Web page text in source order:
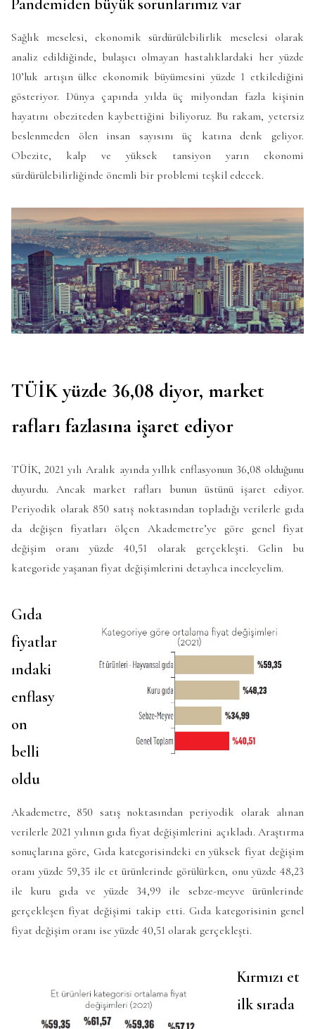
Pandemiden büyük sorunlarımız var
Sağlık meselesi, ekonomik sürdürülebilirlik meselesi olarak
analiz edildiğinde, bulaşıcı olmayan hastalıklardaki her yüzde
10’luk artışın ülke ekonomik büyümesini yüzde 1 etkilediğini
gösteriyor. Dünya çapında yılda üç milyondan fazla kişinin
hayatını obeziteden kaybettiğini biliyoruz. Bu rakam, yetersiz
beslenmeden ölen insan sayısını üç katına denk geliyor.
Obezite, kalp ve yüksek tansiyon yarın ekonomi
sürdürülebilirliğinde önemli bir problemi teşkil edecek.
TÜİK yüzde 36,08 diyor, market
rafları fazlasına işaret ediyor
TÜİK, 2021 yılı Aralık ayında yıllık enflasyonun 36,08 olduğunu
duyurdu. Ancak market rafları bunun üstünü işaret ediyor.
Periyodik olarak 850 satış noktasından topladığı verilerle gıda
da değişen fiyatları ölçen Akademetre’ye göre genel fiyat
değişim oranı yüzde 40,51 olarak gerçekleşti. Gelin bu
kategoride yaşanan fiyat değişimlerini detaylıca inceleyelim.
Gıda
fiyatlar
ındaki
enflasy
on
belli
oldu
Akademetre, 850 satış noktasından periyodik olarak alınan
verilerle 2021 yılının gıda fiyat değişimlerini açıkladı. Araştırma
sonuçlarına göre, Gıda kategorisindeki en yüksek fiyat değişim
oranı yüzde 59,35 ile et ürünlerinde görülürken, onu yüzde 48,23
ile kuru gıda ve yüzde 34,99 ile sebze-meyve ürünlerinde
gerçekleşen fiyat değişimi takip etti. Gıda kategorisinin genel
fiyat değişim oranı ise yüzde 40,51 olarak gerçekleşti.
Kırmızı et
ilk sırada